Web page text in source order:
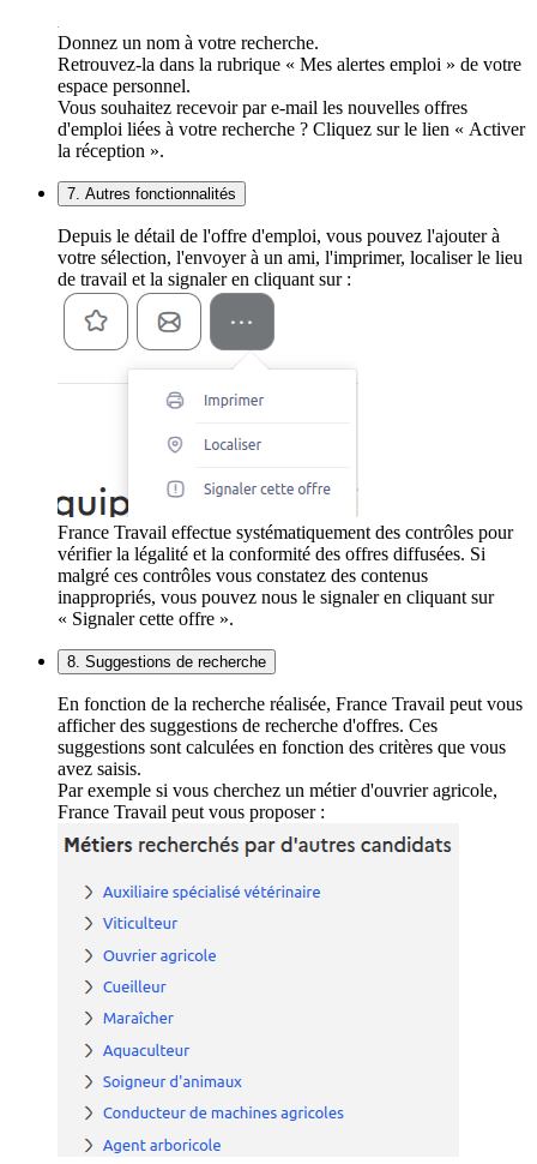
Donnez un nom à votre recherche.
Retrouvez-la dans la rubrique « Mes alertes emploi » de votre
espace personnel.
Vous souhaitez recevoir par e-mail les nouvelles offres
d'emploi liées à votre recherche ? Cliquez sur le lien « Activer
la réception ».
7. Autres fonctionnalités
Depuis le détail de l'offre d'emploi, vous pouvez l'ajouter à
votre sélection, l'envoyer à un ami, l'imprimer, localiser le lieu
de travail et la signaler en cliquant sur :
France Travail effectue systématiquement des contrôles pour
vérifier la légalité et la conformité des offres diffusées. Si
malgré ces contrôles vous constatez des contenus
inappropriés, vous pouvez nous le signaler en cliquant sur
« Signaler cette offre ».
8. Suggestions de recherche
En fonction de la recherche réalisée, France Travail peut vous
afficher des suggestions de recherche d'offres. Ces
suggestions sont calculées en fonction des critères que vous
avez saisis.
Par exemple si vous cherchez un métier d'ouvrier agricole,
France Travail peut vous proposer :